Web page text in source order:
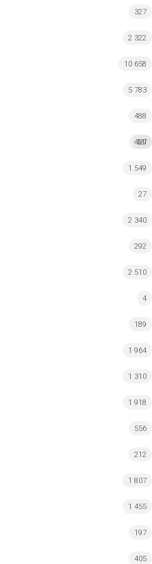
327
2 322
10 658
5 783
488
MI
427
1 549
27
2 340
292
2 510
4
189
1 964
1 310
1 918
556
212
1 807
1 455
197
405